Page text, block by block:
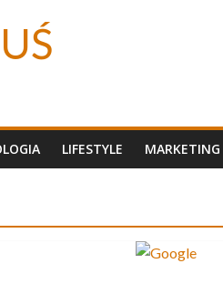
LIFESTYLE MARKETING